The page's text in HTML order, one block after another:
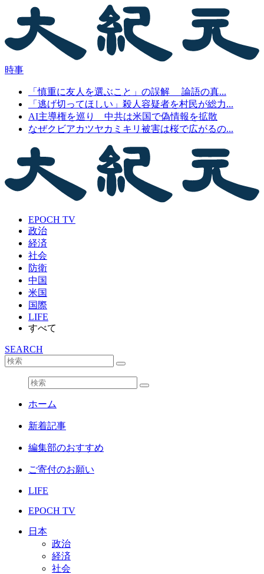
時事
「慎重に友人を選ぶこと」の誤解 論語の真...
「逃げ切ってほしい」殺人容疑者を村民が総力...
AI主導権を巡り 中共は米国で偽情報を拡散
なぜクビアカツヤカミキリ被害は桜で広がるの...
EPOCH TV
政治
経済
社会
防衛
中国
米国
国際
LIFE
すべて
SEARCH
ホーム
新着記事
編集部のおすすめ
ご寄付のお願い
LIFE
EPOCH TV
日本
政治
経済
社会